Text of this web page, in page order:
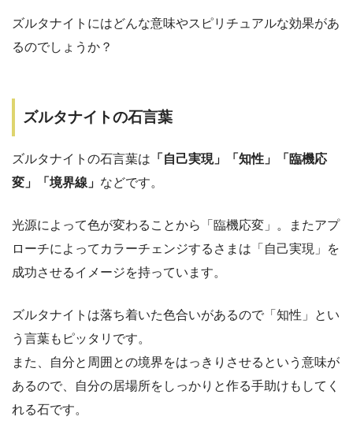
ズルタナイトにはどんな意味やスピリチュアルな効果があ
るのでしょうか？
ズルタナイトの石言葉
ズルタナイトの石言葉は 「自己実現」「知性」「臨機応
変」「境界線」 などです。
光源によって色が変わることから「臨機応変」。またアプ
ローチによってカラーチェンジするさまは「自己実現」を
成功させるイメージを持っています。
ズルタナイトは落ち着いた色合いがあるので「知性」とい
う言葉もピッタリです。
また、自分と周囲との境界をはっきりさせるという意味が
あるので、自分の居場所をしっかりと作る手助けもしてく
れる石です。